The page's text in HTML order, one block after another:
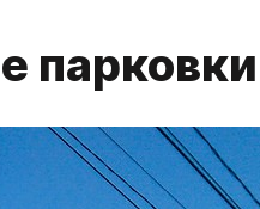
парковки